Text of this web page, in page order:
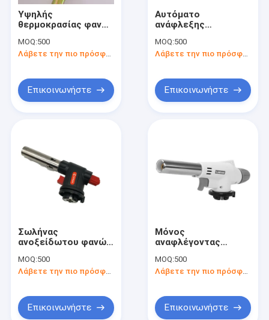
Υψηλής
θερμοκρασίας φανός
βουτανίου 1300 Γ
MOQ:500
Λάβετε την πιο πρόσφατη τιμή
Επικοινωνήστε
Αυτόματο
ανάφλεξης
βουτανίου φανών
πυροβόλο όπλο
MOQ:500
Επικοινωνήστε
Σωλήνας
ανοξείδωτου φανών
στρατοπέδευσης
1300 Κέλσιος
MOQ:500
Λάβετε την πιο πρόσφατη τιμή
Επικοινωνήστε
Μόνος
αναφλέγοντας
αερίου βουτανίου με
τη διευθετήσιμη
MOQ:500
Επικοινωνήστε